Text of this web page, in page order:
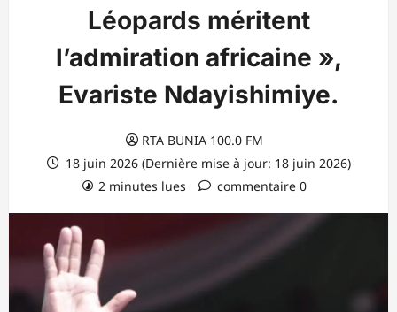
Léopards méritent
l’admiration africaine »,
Evariste Ndayishimiye.
RTA BUNIA 100.0 FM
18 juin 2026 (Dernière mise à jour: 18 juin 2026)
2 minutes lues
commentaire 0